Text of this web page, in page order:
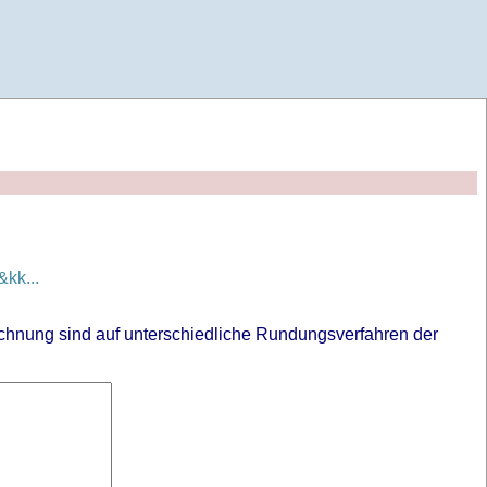
sind auf unterschiedliche Rundungsverfahren der